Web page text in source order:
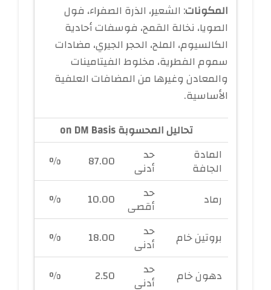
المكونات: الشعير، الذرة الصفراء، فول
الصويا، نخالة القمح، فوسفات أحادية
الكالسيوم، الملح، الحجر الجيري، مضادات
سموم الفطرية، مخلوط الفيتامينات
والمعادن وغيرها من المضافات العلفية
الأساسية.
تحاليل المحسوبة on DM Basis
المادة
الجافة
حد
أدنى 87.00
%
رماد حد
أقصى 10.00
%
بروتين خام حد
أدنى 18.00
%
دهون خام حد
أدنى 2.50
%